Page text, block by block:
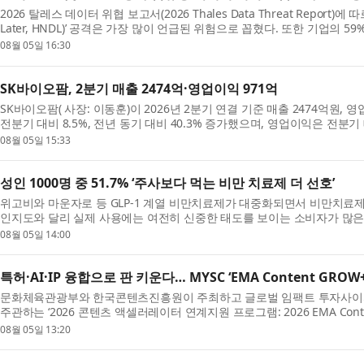
2026 탈레스 데이터 위협 보고서(2026 Thales Data Threat Report)에
Later, HNDL)’ 공격은 가장 많이 언급된 위험으로 꼽혔다. 또한 기업의
08월 05일 16:30
SK바이오팜, 2분기 매출 2474억·영업이익 971억
SK바이오팜( 사장: 이동훈)이 2026년 2분기 연결 기준 매출 2474억원,
전분기 대비 8.5%, 전년 동기 대비 40.3% 증가했으며, 영업이익은 전분
08월 05일 15:33
성인 1000명 중 51.7% ‘주사보다 먹는 비만 치료제 더 선호’
위고비와 마운자로 등 GLP-1 계열 비만치료제가 대중화되면서 비만치
인지도와 달리 실제 사용에는 여전히 신중한 태도를 보이는 소비자가 많
08월 05일 14:00
특허·AI·IP 융합으로 판 키운다… MYSC ‘EMA Content
문화체육관광부와 한국콘텐츠진흥원이 주최하고 글로벌 임팩트 투자사
주관하는 ‘2026 콘텐츠 액셀러레이터 연계지원 프로그램: 2026 EMA
08월 05일 13:20